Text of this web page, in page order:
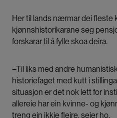
Her til lands nærmar dei fleste
kjønnshistorikarane seg
forskarar til å fylle skoa deira.
–Til liks med andre
historiefaget med kutt i
situasjon er det nok lett for
allereie har ein kvinne- og
treng ein ikkje fleire, seier ho.